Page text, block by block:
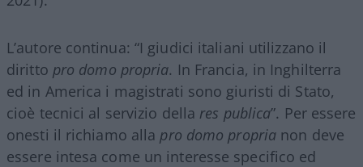
L’autore continua: “I giudici italiani utilizzano il
diritto pro domo propria. In Francia, in Inghilterra
ed in America i magistrati sono giuristi di Stato,
cioè tecnici al servizio della res publica”. Per essere
onesti il richiamo alla pro domo propria non deve
essere intesa come un interesse specifico ed